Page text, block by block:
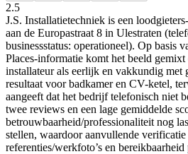
2.5
J.S. Installatietechniek is een
aan de Europastraat 8 in Ulestraten
businessstatus: operationeel). Op basis
Places-informatie komt het beeld
installateur als eerlijk en vakkundig met
resultaat voor badkamer en CV-ketel,
aangeeft dat het bedrijf telefonisch niet
twee reviews en een lage gemiddelde
betrouwbaarheid/professionaliteit nog
stellen, waardoor aanvullende
referenties/werkfoto’s en